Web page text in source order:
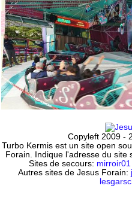
Copyleft 2009 -
Turbo Kermis est un site open
Forain. Indique l'adresse du site
Sites de secours: mirroir01
Autres sites de Jesus Forain: